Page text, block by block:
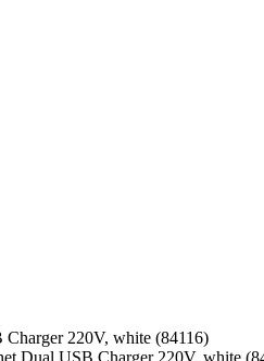
Charger 220V, white (84116)